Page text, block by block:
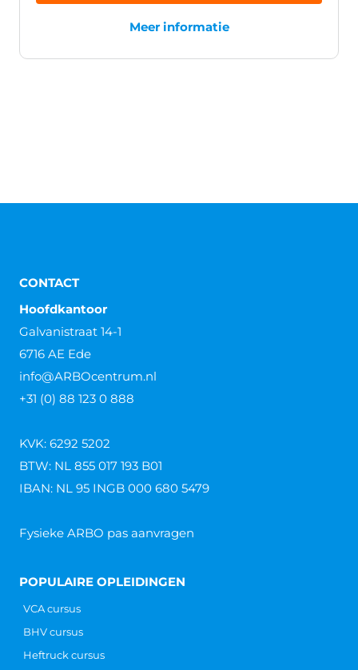
Meer informatie
CONTACT
Hoofdkantoor
Galvanistraat 14-1
6716 AE Ede
info@ARBOcentrum.nl
+31 (0) 88 123 0 888
KVK: 6292 5202
BTW: NL 855 017 193 B01
IBAN: NL 95 INGB 000 680 5479
Fysieke ARBO pas aanvragen
POPULAIRE OPLEIDINGEN
VCA cursus
BHV cursus
Heftruck cursus